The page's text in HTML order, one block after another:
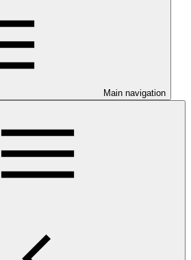
Main navigation